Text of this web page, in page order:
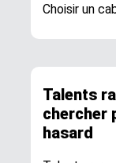
Choisir un
Talents
chercher
hasard